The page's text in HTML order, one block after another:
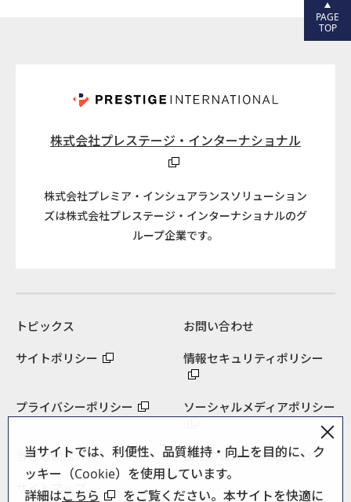
PAGE
TOP
株式会社プレステージ・インターナショナル
株式会社プレミア・インシュアランスソリューション
ズは株式会社プレステージ・インターナショナルのグ
ループ企業です。
トピックス お問い合わせ
サイトポリシー 情報セキュリティポリシー
プライバシーポリシー ソーシャルメディアポリシー
当社の勧誘方針 当社の個人情報保護方針
サイトマップ
当サイトでは、利便性、品質維持・向上を目的に、ク
ッキー（Cookie）を使用しています。
詳細はこちら をご覧ください。本サイトを快適に